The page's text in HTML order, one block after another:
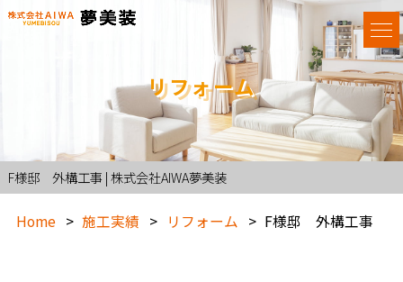
リフォーム
F様邸 外構工事 | 株式会社AIWA夢美装
Home 施工実績 リフォーム F様邸 外構工事